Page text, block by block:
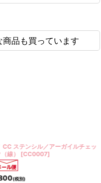
品も買っています
CC ステンシル／アーガイルチェッ
線）
CC0007]
(税別)